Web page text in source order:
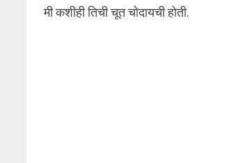
मी कशीही तिची चूत चोदायची होती.